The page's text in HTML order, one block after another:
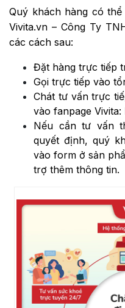
Quý khách hàng có
Vivita.vn – Công Ty
các cách sau:
Đặt hàng trực tiếp
Gọi trực tiếp vào
Chát tư vấn trực
vào fanpage Vivita:
Nếu cần tư vấn
quyết định, quý
vào form ở sản
trợ thêm thông tin.